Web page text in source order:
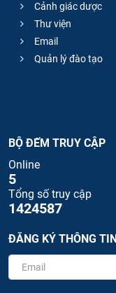
Cảnh giác dược
Thư viện
Email
Quản lý đào tạo
BỘ ĐẾM TRUY CẬP
Online
5
Tổng số truy cập
1424587
ĐĂNG KÝ THÔNG TIN